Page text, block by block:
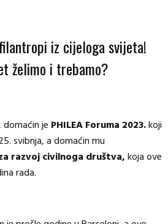
iz cijeloga svijeta!
želimo i trebamo?
je PHILEA Foruma 2023.koji
svibnja, a domaćin mu
razvoj civilnoga društva,koja ove
rada.